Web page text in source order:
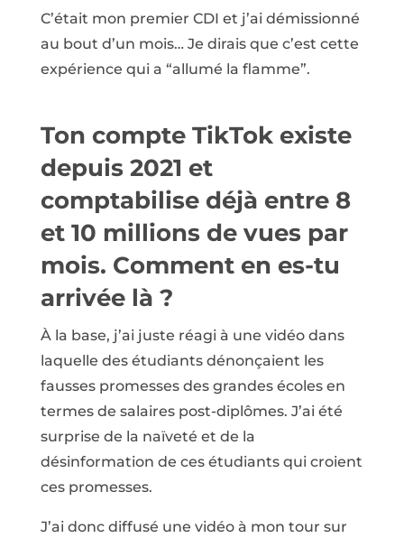
C’était mon premier CDI et j’ai démissionné
au bout d’un mois… Je dirais que c’est cette
expérience qui a “allumé la flamme”.
Ton compte TikTok existe
depuis 2021 et
comptabilise déjà entre 8
et 10 millions de vues par
mois. Comment en es-tu
arrivée là ?
À la base, j’ai juste réagi à une vidéo dans
laquelle des étudiants dénonçaient les
fausses promesses des grandes écoles en
termes de salaires post-diplômes. J’ai été
surprise de la naïveté et de la
désinformation de ces étudiants qui croient
ces promesses.
J’ai donc diffusé une vidéo à mon tour sur